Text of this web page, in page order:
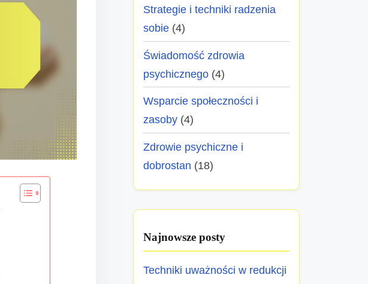
Strategie i techniki radzenia
sobie (4)
Świadomość zdrowia
psychicznego (4)
Wsparcie społeczności i
zasoby (4)
Zdrowie psychiczne i
dobrostan (18)
Najnowsze posty
Techniki uważności w redukcji